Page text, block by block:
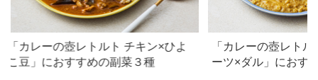
「カレーの壺レトルト チキン×ひよ
こ豆」におすすめの副菜３種
「カレーの壺レト
ーツ×ダル」におす